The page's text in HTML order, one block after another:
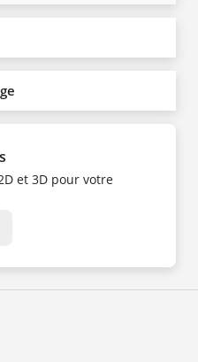
et 3D pour votre